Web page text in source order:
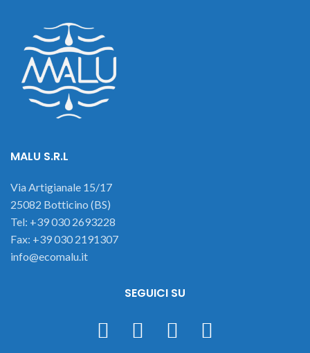
MALU S.R.L
Via Artigianale 15/17
25082 Botticino (BS)
Tel: +39 030 2693228
Fax: +39 030 2191307
info@ecomalu.it
SEGUICI SU